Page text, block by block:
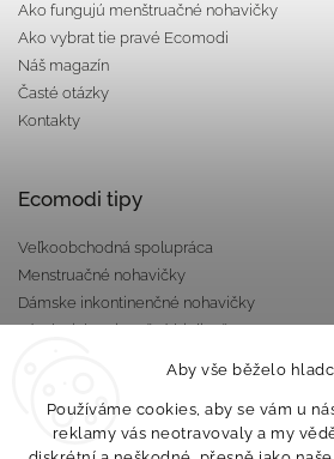
Aby vše běželo
Používáme cookies, aby se vám u
reklamy vás neotravovaly a my
Ako fungujú menštruačné nohavičky
Ako vybrat tie pravé Ecomodi
Náš magazín
Časté otázky
Kontakty
Ecomodi tipy
Veľkoobchodná spolupráca
Menstruačné nohavičky
Dámske inkontinenčné nohavičky
Pánska inkontinenčná bielizeň